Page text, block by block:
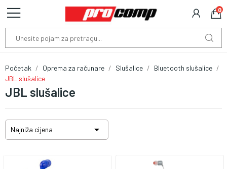
0
JBL slušalice
Početak Oprema za računare Slušalice
Bluetooth slušalice
JBL slušalice
Najniža cijena 